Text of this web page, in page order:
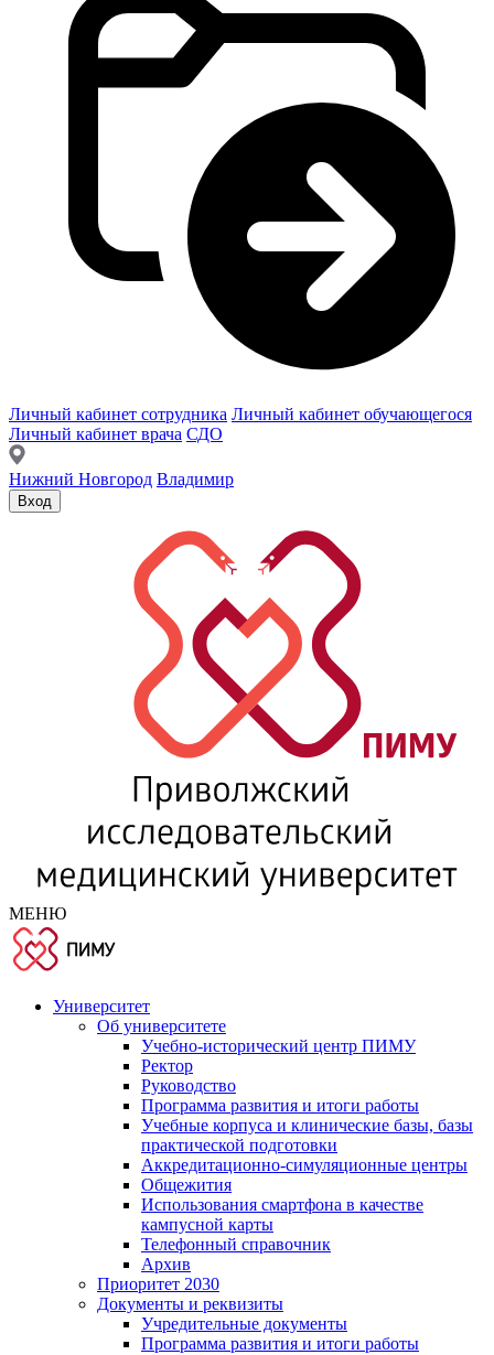
Личный кабинет сотрудника Личный кабинет обучающегося
Личный кабинет врача СДО
Нижний Новгород Владимир
Вход
МЕНЮ
Университет
Об университете
Учебно-исторический центр ПИМУ
Ректор
Руководство
Программа развития и итоги работы
Учебные корпуса и клинические базы, базы
практической подготовки
Аккредитационно-симуляционные центры
Общежития
Использования смартфона в качестве
кампусной карты
Телефонный справочник
Архив
Приоритет 2030
Документы и реквизиты
Учредительные документы
Программа развития и итоги работы